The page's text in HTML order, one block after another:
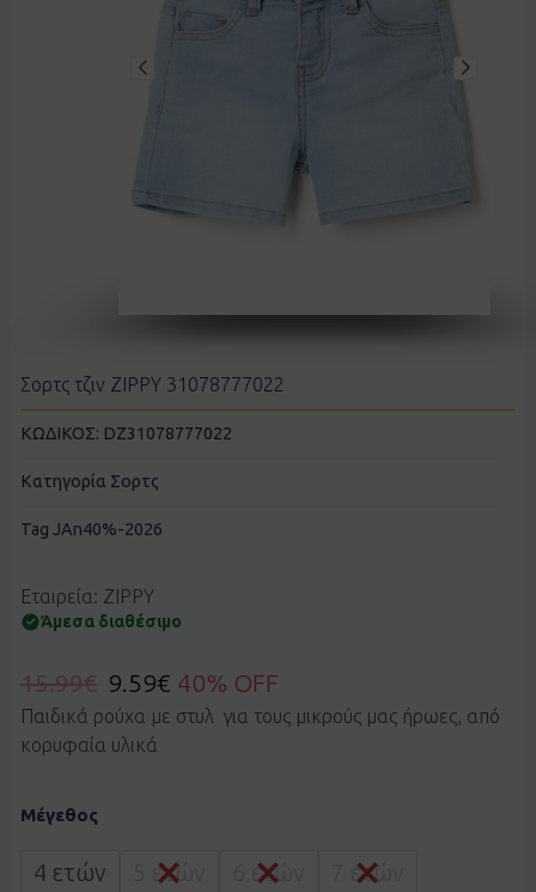
Σορτς τζιν ZIPPY 31078777022
ΚΩΔΙΚΟΣ: DZ31078777022
Κατηγορία Σορτς
Tag JAn40%-2026
Εταιρεία: ZIPPY
Άμεσα διαθέσιμο
15.99€ 9.59€ 40% OFF
Παιδικά ρούχα με στυλ για τους μικρούς μας ήρωες, από
κορυφαία υλικά
Μέγεθος
4 ετών 5 ετών 6 ετών
7 ετών
τζιν
31078777022
ποσότητα